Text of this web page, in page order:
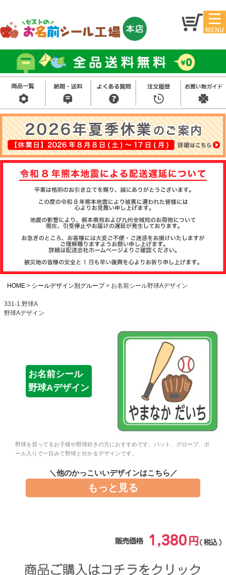
マイ
ジ
お名
前シ
ール
アイ
ロン
シー
ル
お買
い得
セッ
ト
スタ
ンプ
その
他
注文履歴
て
よくある質問
商品ガイド
会社概要
らせ
会員登録
HOME シールデザイン別グループ お名前シール野球Aデザイン
331-1.野球A
野球Aデザイン
お名前シール
野球Aデザイン
野球を習ってるお子様や野球好きの方におすすめです。バット、グローブ、ボ
ール入りで一目みて野球と分かるデザインです。
＼他のかっこいいデザインはこちら／
もっと見る